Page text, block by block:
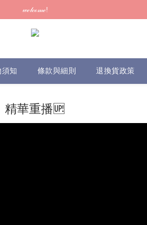
電郵通知，請填妥正確資料 (*通知以電郵為
𝓌ℯ𝓁𝒸ℴ𝓂ℯ!
電郵通知，請填妥正確資料 (*通知以電郵為
須知 條款與細則 退換貨政策
精華重播🆙